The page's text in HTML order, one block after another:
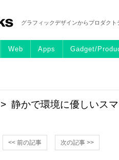
グラフィックデザインからプロダク
Web Apps Gadget/
> 静かで環境に優しいス
<< 前の記事 次の記事 >>